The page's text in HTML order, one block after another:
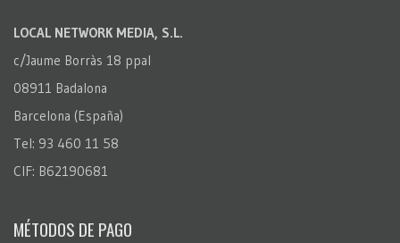
LOCAL NETWORK MEDIA, S.L.
c/Jaume Borràs 18 ppal
08911 Badalona
Barcelona (España)
Tel: 93 460 11 58
CIF: B62190681
MÉTODOS DE PAGO